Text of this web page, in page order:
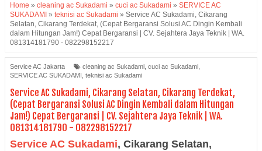
Home » cleaning ac Sukadami » cuci ac Sukadami » SERVICE AC
SUKADAMI » teknisi ac Sukadami » Service AC Sukadami, Cikarang
Selatan, Cikarang Terdekat, (Cepat Bergaransi Solusi AC Dingin Kembali
dalam Hitungan Jam!) Cepat Bergaransi | CV. Sejahtera Jaya Teknik | WA.
081314181790 - 082298152217
Service AC Jakarta cleaning ac Sukadami cuci ac Sukadami
SERVICE AC SUKADAMI teknisi ac Sukadami
Service AC Sukadami, Cikarang Selatan, Cikarang Terdekat,
(Cepat Bergaransi Solusi AC Dingin Kembali dalam Hitungan
Jam!) Cepat Bergaransi | CV. Sejahtera Jaya Teknik | WA.
081314181790 - 082298152217
Service AC Sukadami, Cikarang Selatan,